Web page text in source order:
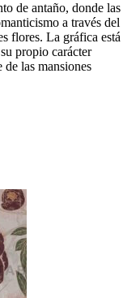
de antaño, donde las
a través del
flores. La gráfica está
propio carácter
las mansiones